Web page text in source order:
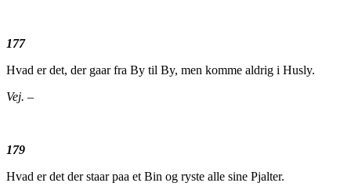
177
Hvad er det, der gaar fra By til By, men komme aldrig i Husly.
Vej. –
179
Hvad er det der staar paa et Bin og ryste alle sine Pjalter.